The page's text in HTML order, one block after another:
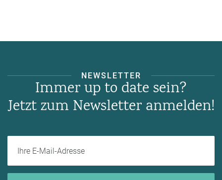
NEWSLETTER
Immer up to date sein?
Jetzt zum Newsletter anmelden!